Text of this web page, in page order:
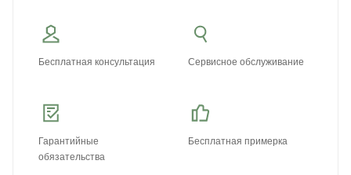
Бесплатная консультация Сервисное обслуживание
Гарантийные
обязательства
Бесплатная примерка